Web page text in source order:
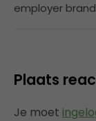
employer
Plaats
Je moet